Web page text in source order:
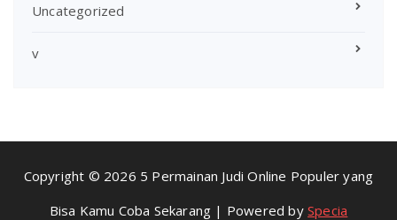
Uncategorized
v
Copyright © 2026 5 Permainan Judi Online Populer yang
Bisa Kamu Coba Sekarang | Powered bySpecia